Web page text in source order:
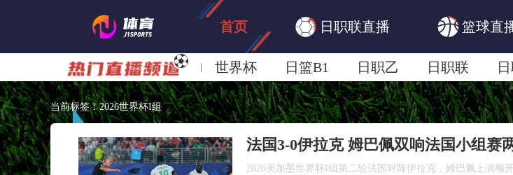
首页 日职联直播 篮球直
世界杯 日篮B1 日职乙 日职联
日职联大阪钢巴 日职联广岛三箭 日职联
当前标签：2026世界杯I组
2026美加墨世界杯I组第二轮法国对阵伊拉克，姆巴佩上演梅